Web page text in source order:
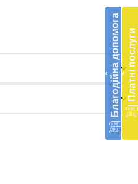
‹ Благодійна допомогав
‹ Платні послуги